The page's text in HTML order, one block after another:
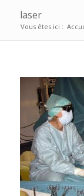
laser
Vous êtes ici :